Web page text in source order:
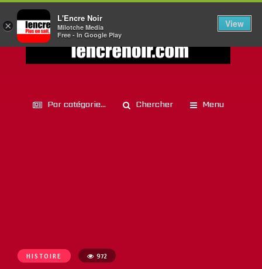
Par catégorie... Chercher Menu
HISTOIRE 972
×
L'Encre Noir
Milotche Media
Free - In Google Play
View